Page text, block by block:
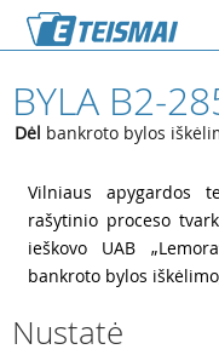
BYLA B2-
Dėl bankroto bylos
Vilniaus apygardos
rašytinio proceso
ieškovo UAB
bankroto bylos
Nustatė